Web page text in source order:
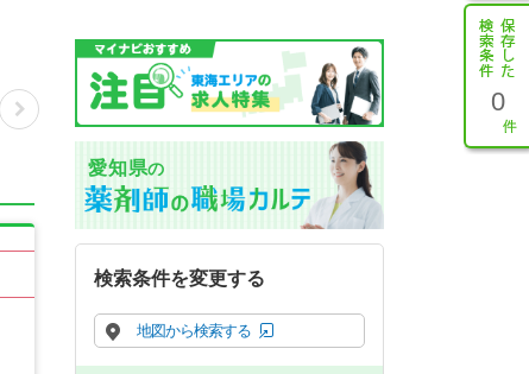
0
愛知県の
検索条件を変更する
地図から検索する